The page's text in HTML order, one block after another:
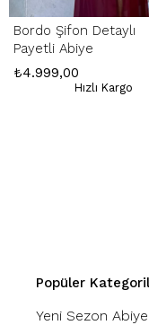
Bordo Şifon Detaylı
Payetli Abiye
₺4.999,00
Hızlı Kargo
Popüler
Yeni Sezon Abiye